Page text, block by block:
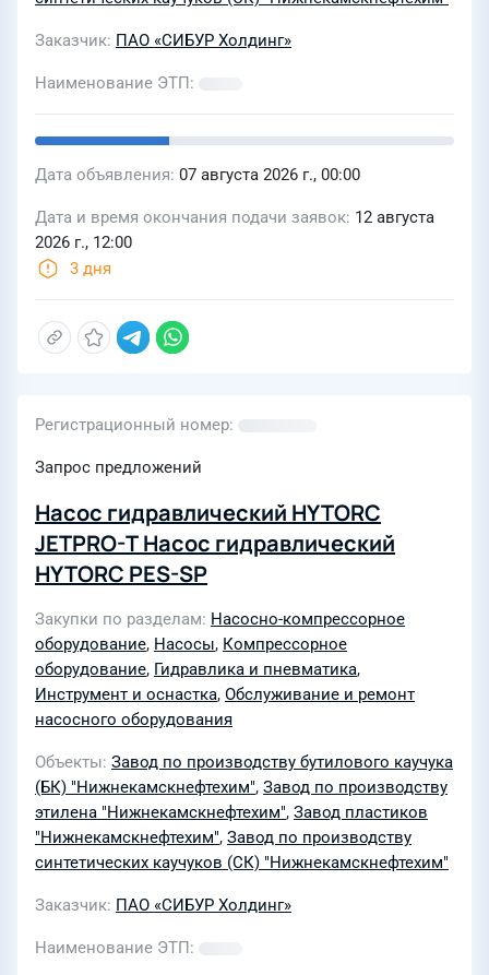
Заказчик ПАО «СИБУР Холдинг»
Наименование ЭТП
Дата объявления 07 августа 2026 г., 00:00
Дата и время окончания подачи заявок 12 августа
2026 г., 12:00
3 дня
Регистрационный номер
Запрос предложений
Насос гидравлический HYTORC
JETPRO-T Насос гидравлический
HYTORC PES-SP
Закупки по разделам Насосно-компрессорное
оборудование, Насосы, Компрессорное
оборудование, Гидравлика и пневматика,
Инструмент и оснастка, Обслуживание и ремонт
насосного оборудования
Объекты Завод по производству бутилового каучука
(БК) "Нижнекамскнефтехим", Завод по производству
этилена "Нижнекамскнефтехим", Завод пластиков
"Нижнекамскнефтехим", Завод по производству
синтетических каучуков (СК) "Нижнекамскнефтехим"
Заказчик ПАО «СИБУР Холдинг»
Наименование ЭТП